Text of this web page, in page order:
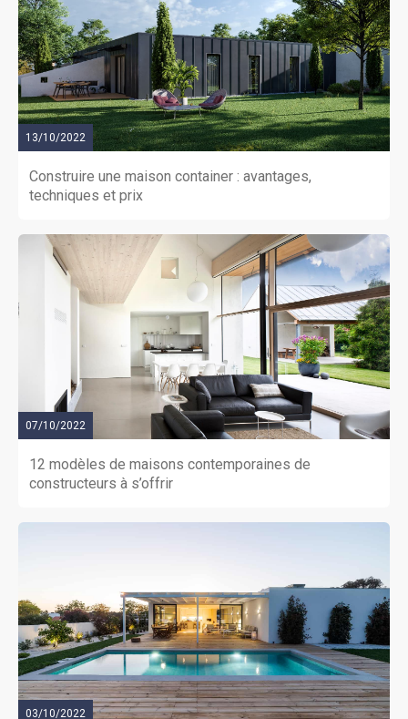
13/10/2022
Construire une maison container : avantages,
techniques et prix
07/10/2022
12 modèles de maisons contemporaines de
constructeurs à s’offrir
03/10/2022